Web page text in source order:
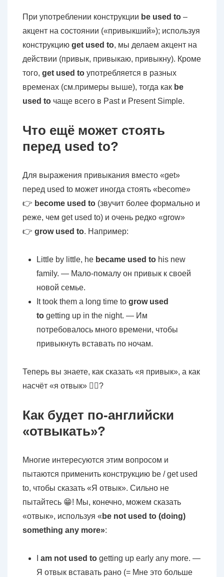
При употреблении конструкции be used to –
акцент на состоянии («привыкший»); используя
конструкцию get used to, мы делаем акцент на
действии (привык, привыкаю, привыкну). Кроме
того, get used to употребляется в разных
временах (см.примеры выше), тогда как be
used to чаще всего в Past и Present Simple.
Что ещё может стоять
перед used to?
Для выражения привыкания вместо «get»
перед used to может иногда стоять «become»
👉 become used to (звучит более формально и
реже, чем get used to) и очень редко «grow»
👉 grow used to. Например:
Little by little, he became used to his new
family. — Мало-помалу он привык к своей
новой семье.
It took them a long time to grow used
to getting up in the night. — Им
потребовалось много времени, чтобы
привыкнуть вставать по ночам.
Теперь вы знаете, как сказать «я привык», а как
насчёт «я отвык» 🤷‍♀️?
Как будет по-английски
«отвыкать»?
Многие интересуются этим вопросом и
пытаются применить конструкцию be / get used
to, чтобы сказать «Я отвык». Сильно не
пытайтесь 😁! Мы, конечно, можем сказать
«отвык», используя « be not used to (doing)
something any more»:
am not used to getting up early any more. —
Я отвык вставать рано (= Мне это больше